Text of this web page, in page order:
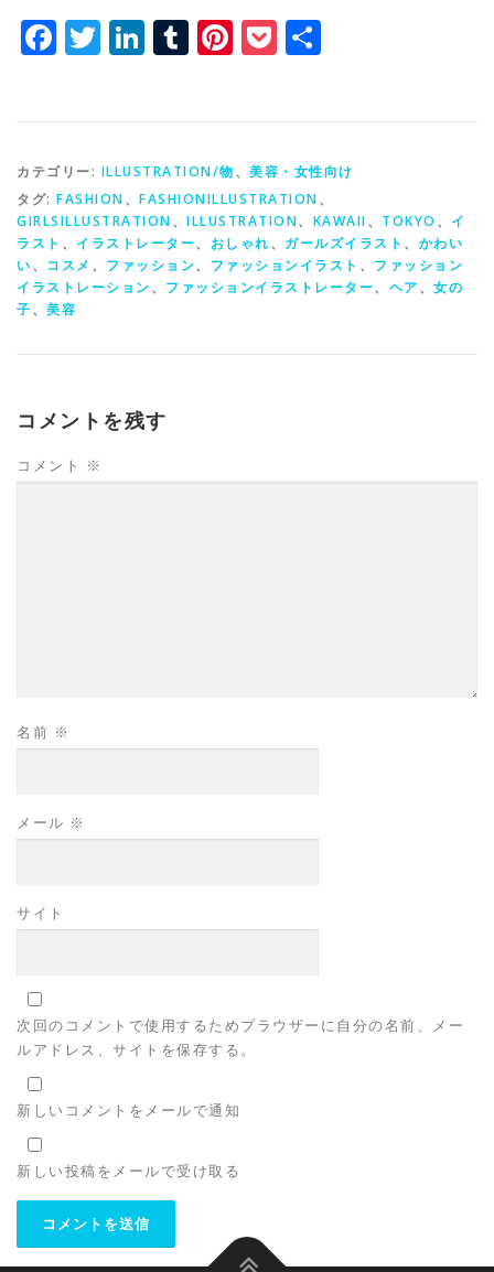
Facebook
Twitter
LinkedIn
Tumblr
Pinterest
Pocket
カテゴリー: ILLUSTRATION/物、 美容・女性向け
タグ: FASHION、 FASHIONILLUSTRATION、
GIRLSILLUSTRATION、 ILLUSTRATION、 KAWAII、 TOKYO 、 イ
ラスト 、 イラストレーター、 おしゃれ、 ガールズイラスト 、 かわい
い、 コスメ 、 ファッション、 ファッションイラスト 、 ファッション
イラストレーション、 ファッションイラストレーター、 ヘア、 女の
子、 美容
コメントを残す
コメント ※
名前 ※
メール ※
サイト
次回のコメントで使用するためブラウザーに自分の名前、メー
ルアドレス、サイトを保存する。
新しいコメントをメールで通知
新しい投稿をメールで受け取る